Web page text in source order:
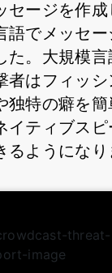
セージを作
語でメッセ
た。大規模言
者はフィッ
独特の癖を
イティブス
ようになり